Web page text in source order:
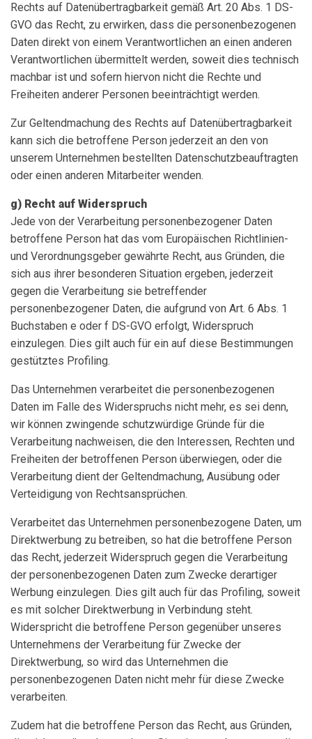
Rechts auf Datenübertragbarkeit gemäß Art. 20 Abs. 1 DS-
GVO das Recht, zu erwirken, dass die personenbezogenen
Daten direkt von einem Verantwortlichen an einen anderen
Verantwortlichen übermittelt werden, soweit dies technisch
machbar ist und sofern hiervon nicht die Rechte und
Freiheiten anderer Personen beeinträchtigt werden.
Zur Geltendmachung des Rechts auf Datenübertragbarkeit
kann sich die betroffene Person jederzeit an den von
unserem Unternehmen bestellten Datenschutzbeauftragten
oder einen anderen Mitarbeiter wenden.
g) Recht auf Widerspruch
Jede von der Verarbeitung personenbezogener Daten
betroffene Person hat das vom Europäischen Richtlinien-
und Verordnungsgeber gewährte Recht, aus Gründen, die
sich aus ihrer besonderen Situation ergeben, jederzeit
gegen die Verarbeitung sie betreffender
personenbezogener Daten, die aufgrund von Art. 6 Abs. 1
Buchstaben e oder f DS-GVO erfolgt, Widerspruch
einzulegen. Dies gilt auch für ein auf diese Bestimmungen
gestütztes Profiling.
Das Unternehmen verarbeitet die personenbezogenen
Daten im Falle des Widerspruchs nicht mehr, es sei denn,
wir können zwingende schutzwürdige Gründe für die
Verarbeitung nachweisen, die den Interessen, Rechten und
Freiheiten der betroffenen Person überwiegen, oder die
Verarbeitung dient der Geltendmachung, Ausübung oder
Verteidigung von Rechtsansprüchen.
Verarbeitet das Unternehmen personenbezogene Daten, um
Direktwerbung zu betreiben, so hat die betroffene Person
das Recht, jederzeit Widerspruch gegen die Verarbeitung
der personenbezogenen Daten zum Zwecke derartiger
Werbung einzulegen. Dies gilt auch für das Profiling, soweit
es mit solcher Direktwerbung in Verbindung steht.
Widerspricht die betroffene Person gegenüber unseres
Unternehmens der Verarbeitung für Zwecke der
Direktwerbung, so wird das Unternehmen die
personenbezogenen Daten nicht mehr für diese Zwecke
verarbeiten.
Zudem hat die betroffene Person das Recht, aus Gründen,